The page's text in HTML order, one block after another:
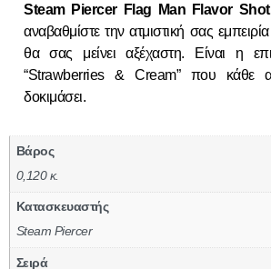
Steam Piercer Flag Man Flavor
αναβαθμίστε την ατμιστική σας
θα σας μείνει αξέχαστη. Είναι η
“Strawberries & Cream” που κάθε
δοκιμάσει.
Βάρος
0,120 κ.
Κατασκευαστής
Steam Piercer
Σειρά